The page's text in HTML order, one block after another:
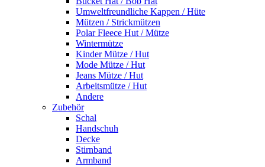
Umweltfreundliche Kappen / Hüte
Mützen / Strickmützen
Polar Fleece Hut / Mütze
Wintermütze
Kinder Mütze / Hut
Mode Mütze / Hut
Jeans Mütze / Hut
Arbeitsmütze / Hut
Andere
Zubehör
Schal
Handschuh
Decke
Stirnband
Armband